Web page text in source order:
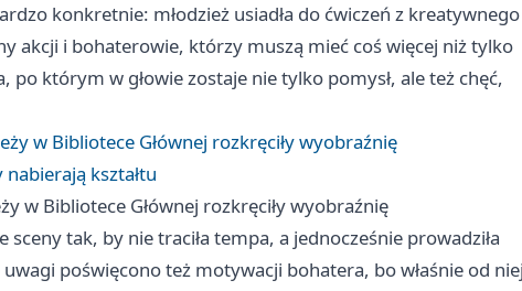
konkretnie: młodzież usiadła do ćwiczeń z kreatywnego
akcji i bohaterowie, którzy muszą mieć coś więcej niż tylko
po którym w głowie zostaje nie tylko pomysł, ale też chęć,
w Bibliotece Głównej rozkręciły wyobraźnię
kształtu
w Bibliotece Głównej rozkręciły wyobraźnię
tak, by nie traciła tempa, a jednocześnie prowadziła
poświęcono też motywacji bohatera, bo właśnie od niej